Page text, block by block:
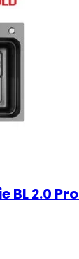
BL 2.0